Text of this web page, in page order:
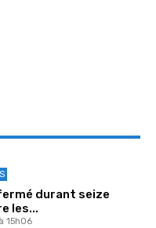
fermé durant seize
les...
15h06